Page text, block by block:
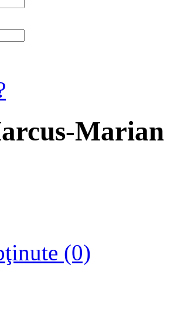
Marian
(0)